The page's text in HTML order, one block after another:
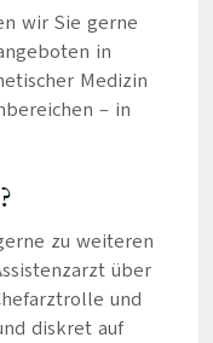
wir Sie gerne
in
Medizin
– in
zu weiteren
über
und
diskret auf